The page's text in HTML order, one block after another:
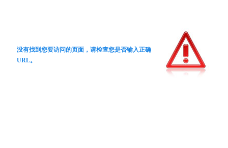
没有找到您要访问的页面，请检查您是否输入正确
URL。